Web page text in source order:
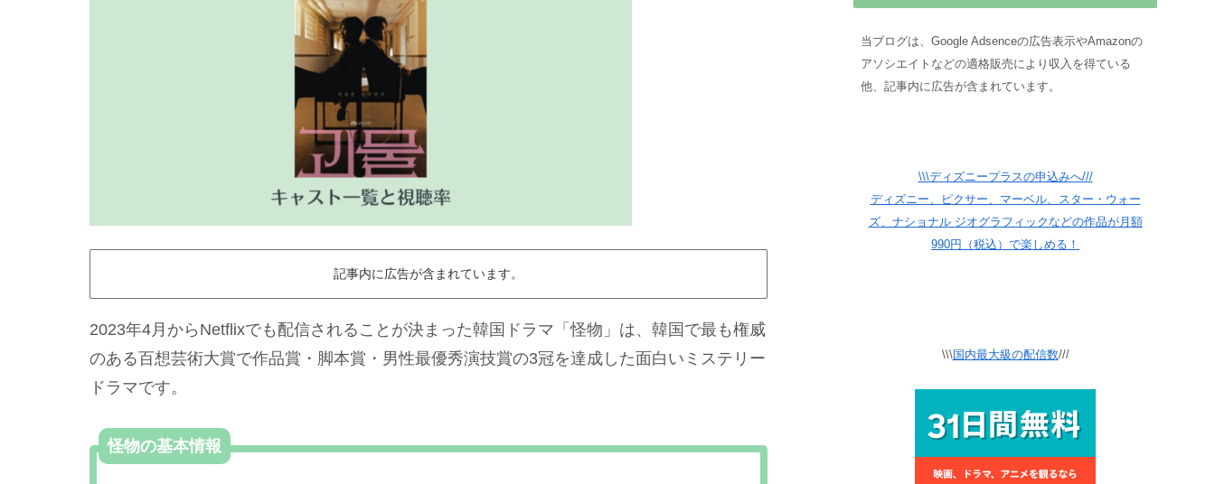
記事内に広告が含まれています。
2023年4月からNetflixでも配信されることが決まった韓国ドラマ「怪物」は、韓国で最も権威
のある百想芸術大賞で作品賞・脚本賞・男性最優秀演技賞の3冠を達成した面白いミステリー
ドラマです。
怪物の基本情報
当ブログは、Google Adsenceの広告表示やAmazonの
アソシエイトなどの適格販売により収入を得ている
他、記事内に広告が含まれています。
\\\ディズニープラスの申込みへ///
ディズニー、ピクサー、マーベル、スター・ウォー
ズ、ナショナル ジオグラフィックなどの作品が月額
990円（税込）で楽しめる！
\\\国内最大級の配信数///